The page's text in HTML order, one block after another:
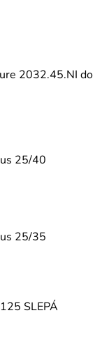
2032.45.NI do
25/40
25/35
SLEPÁ